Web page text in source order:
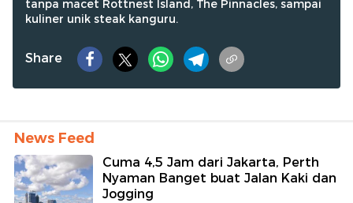
tanpa macet Rottnest Island, The Pinnacles, sampai
kuliner unik steak kanguru.
Share
News Feed
Cuma 4,5 Jam dari Jakarta, Perth
Nyaman Banget buat Jalan Kaki dan
Jogging